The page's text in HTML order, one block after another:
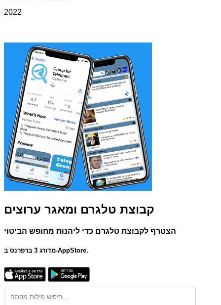
2022
קבוצת טלגרם ומאגר ערוצים
הצטרף לקבוצת טלגרם כדי ליהנות מחופש הביטוי
מדורג 3 ברפרנס ב-AppStore.